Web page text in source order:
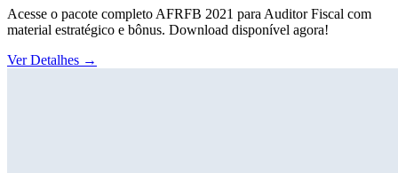
Acesse o pacote completo AFRFB 2021 para Auditor Fiscal com
material estratégico e bônus. Download disponível agora!
Ver Detalhes →